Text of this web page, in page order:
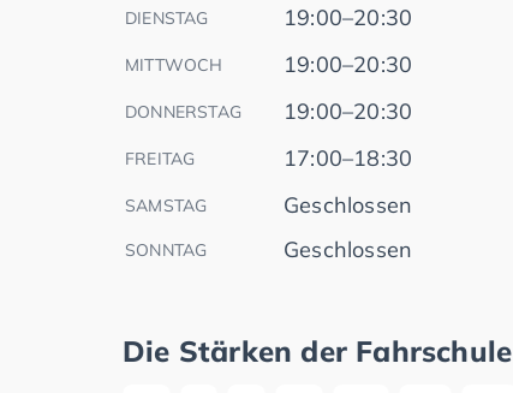
DIENSTAG 19:00–20:30
MITTWOCH 19:00–20:30
DONNERSTAG 19:00–20:30
FREITAG 17:00–18:30
SAMSTAG Geschlossen
SONNTAG Geschlossen
Die Stärken der Fahrschule